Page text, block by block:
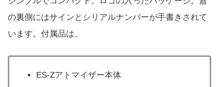
の裏側にはサインとシリアルナンバーが手書きされて
います。付属品は、
ES-Zアトマイザー本体